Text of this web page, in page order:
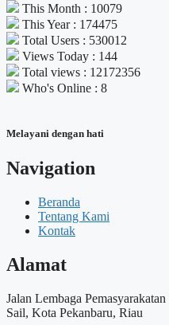
This Month : 10079
This Year : 174475
Total Users : 530012
Views Today : 144
Total views : 12172356
Who's Online : 8
Melayani dengan hati
Navigation
Beranda
Tentang Kami
Kontak
Alamat
Jalan Lembaga
Sail, Kota Pekanbaru, Riau